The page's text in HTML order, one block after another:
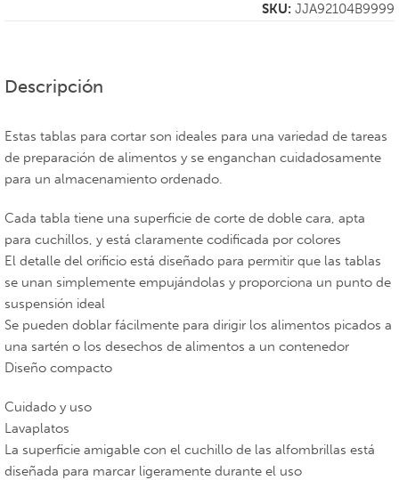
SKU: JJA92104B9999
Descripción
Estas tablas para cortar son ideales para una variedad de tareas
de preparación de alimentos y se enganchan cuidadosamente
para un almacenamiento ordenado.
Cada tabla tiene una superficie de corte de doble cara, apta
para cuchillos, y está claramente codificada por colores
El detalle del orificio está diseñado para permitir que las tablas
se unan simplemente empujándolas y proporciona un punto de
suspensión ideal
Se pueden doblar fácilmente para dirigir los alimentos picados a
una sartén o los desechos de alimentos a un contenedor
Diseño compacto
Cuidado y uso
Lavaplatos
La superficie amigable con el cuchillo de las alfombrillas está
diseñada para marcar ligeramente durante el uso